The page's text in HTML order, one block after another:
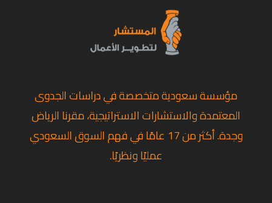
مؤسسة سعودية متخصصة في دراسات الجدوى
المعتمدة والاستشارات الاستراتيجية، مقرنا الرياض
وجدة. أكثر من 17 عامًا في فهم السوق السعودي
عمليًا ونظريًا.